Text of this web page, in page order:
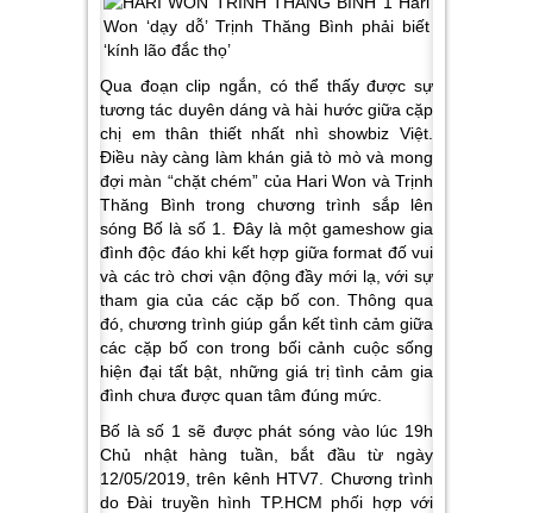
Qua đoạn clip ngắn, có thể thấy được sự
tương tác duyên dáng và hài hước giữa cặp
chị em thân thiết nhất nhì showbiz Việt.
Điều này càng làm khán giả tò mò và mong
đợi màn “chặt chém” của Hari Won và Trịnh
Thăng Bình trong chương trình sắp lên
sóng Bố là số 1. Đây là một gameshow gia
đình độc đáo khi kết hợp giữa format đố vui
và các trò chơi vận động đầy mới lạ, với sự
tham gia của các cặp bố con. Thông qua
đó, chương trình giúp gắn kết tình cảm giữa
các cặp bố con trong bối cảnh cuộc sống
hiện đại tất bật, những giá trị tình cảm gia
đình chưa được quan tâm đúng mức.
Bố là số 1 sẽ được phát sóng vào lúc 19h
Chủ nhật hàng tuần, bắt đầu từ ngày
12/05/2019, trên kênh HTV7. Chương trình
do Đài truyền hình TP.HCM phối hợp với